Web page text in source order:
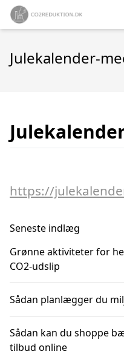
Julekalender-
https://
Seneste indlæg
Grønne aktiviteter for
CO2-udslip
Sådan planlægger du
Sådan kan du shoppe
tilbud online